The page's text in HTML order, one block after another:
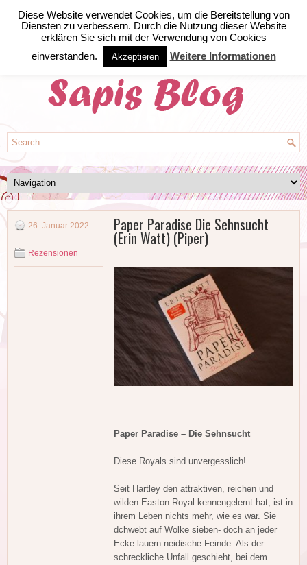
26. Januar 2022
Rezensionen
Paper Paradise Die Sehnsucht
(Erin Watt) (Piper)
Paper Paradise – Die Sehnsucht
Diese Royals sind unvergesslich!
Seit Hartley den attraktiven, reichen und
wilden Easton Royal kennengelernt hat, ist in
ihrem Leben nichts mehr, wie es war. Sie
dchwebt auf Wolke sieben- doch an jeder
Ecke lauern neidische Feinde. Als der
schreckliche Unfall geschieht, bei dem
Diese Website verwendet Cookies, um die Bereitstellung von
Diensten zu verbessern. Durch die Nutzung dieser Website
erklären Sie sich mit der Verwendung von Cookies
einverstanden.
Akzeptieren Weitere Informationen